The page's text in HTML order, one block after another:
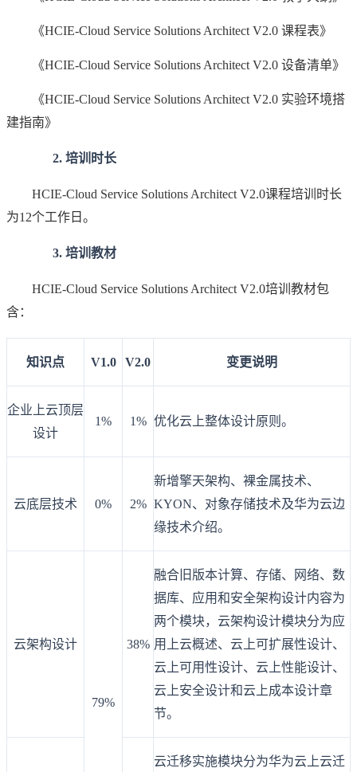
《HCIE-Cloud Service Solutions Architect V2.0 课程表》
《HCIE-Cloud Service Solutions Architect V2.0 设备清单》
《HCIE-Cloud Service Solutions Architect V2.0 实验环境搭
建指南》
2. 培训时长
HCIE-Cloud Service Solutions Architect V2.0课程培训时长
为12个工作日。
3. 培训教材
HCIE-Cloud Service Solutions Architect V2.0培训教材包
含：
知识点 V1.0 V2.0 变更说明
企业上云顶层
设计
1% 1% 优化云上整体设计原则。
云底层技术 0% 2%
新增擎天架构、裸金属技术、
KYON、对象存储技术及华为云边
缘技术介绍。
云架构设计
79%
38%
融合旧版本计算、存储、网络、数
据库、应用和安全架构设计内容为
两个模块，云架构设计模块分为应
用上云概述、云上可扩展性设计、
云上可用性设计、云上性能设计、
云上安全设计和云上成本设计章
节。
云迁移实施模块分为华为云上云迁